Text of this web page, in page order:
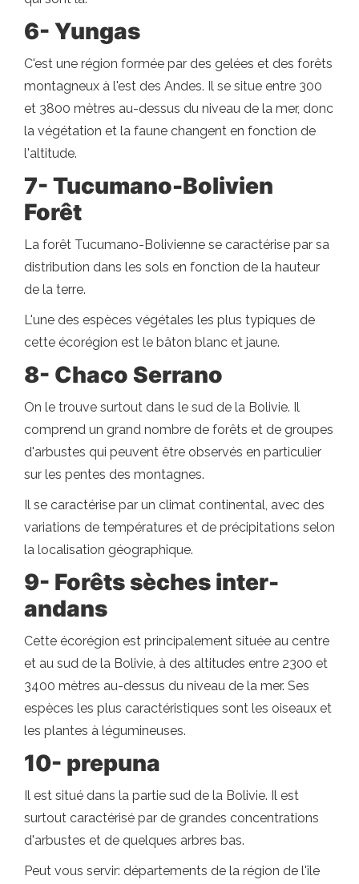
6- Yungas
C'est une région formée par des gelées et des forêts
montagneux à l'est des Andes. Il se situe entre 300
et 3800 mètres au-dessus du niveau de la mer, donc
la végétation et la faune changent en fonction de
l'altitude.
7- Tucumano-Bolivien
Forêt
La forêt Tucumano-Bolivienne se caractérise par sa
distribution dans les sols en fonction de la hauteur
de la terre.
L'une des espèces végétales les plus typiques de
cette écorégion est le bâton blanc et jaune.
8- Chaco Serrano
On le trouve surtout dans le sud de la Bolivie. Il
comprend un grand nombre de forêts et de groupes
d'arbustes qui peuvent être observés en particulier
sur les pentes des montagnes.
Il se caractérise par un climat continental, avec des
variations de températures et de précipitations selon
la localisation géographique.
9- Forêts sèches inter-
andans
Cette écorégion est principalement située au centre
et au sud de la Bolivie, à des altitudes entre 2300 et
3400 mètres au-dessus du niveau de la mer. Ses
espèces les plus caractéristiques sont les oiseaux et
les plantes à légumineuses.
10- prepuna
Il est situé dans la partie sud de la Bolivie. Il est
surtout caractérisé par de grandes concentrations
d'arbustes et de quelques arbres bas.
Peut vous servir: départements de la région de l'île